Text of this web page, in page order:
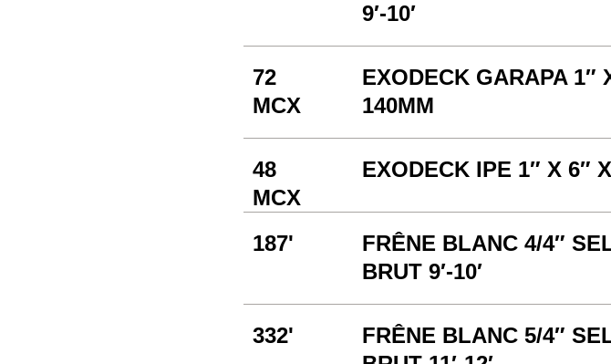
9′-10′
72
MCX
EXODECK GARAPA 1″
140MM
48
MCX
EXODECK IPE 1″ X 6″
187'
FRÊNE BLANC 4/4″
BRUT 9′-10′
332'
FRÊNE BLANC 5/4″